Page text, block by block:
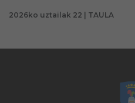
2026ko uztailak 22 | TAULA